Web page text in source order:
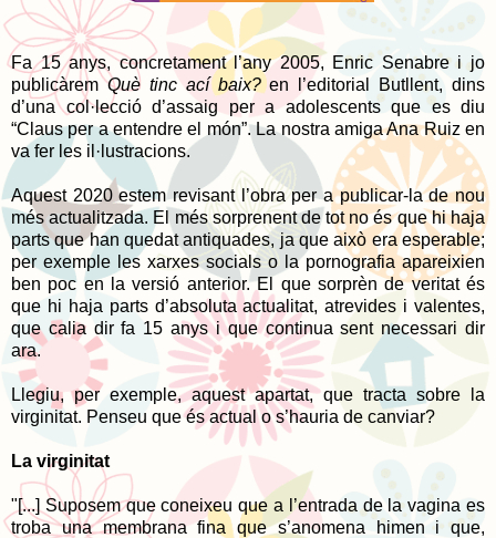
Fa 15 anys, concretament l’any 2005, Enric Senabre i jo
publicàremQuè tinc ací baix?en l’editorial Butllent, dins
d’una col·lecció d’assaig per a adolescents que es diu
“Claus per a entendre el món”. La nostra amiga Ana Ruiz en
va fer les il·lustracions.
Aquest 2020 estem revisant l’obra per a publicar-la de nou
més actualitzada. El més sorprenent de tot no és que hi haja
parts que han quedat antiquades, ja que això era esperable;
per exemple les xarxes socials o la pornografia apareixien
ben poc en la versió anterior. El que sorprèn de veritat és
que hi haja parts d’absoluta actualitat, atrevides i valentes,
que calia dir fa 15 anys i que continua sent necessari dir
ara.
Llegiu, per exemple, aquest apartat, que tracta sobre la
virginitat. Penseu que és actual o s’hauria de canviar?
La virginitat
"[...] Suposem que coneixeu que a l’entrada de la vagina es
troba una membrana fina que s’anomena himen i que,